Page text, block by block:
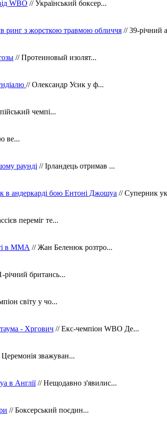
WBO // Український боксер...
ринг з жорсткою травмою обличчя // 39-річний
// Протеиновый изолят...
// Олександр Усик у ф...
чемпі...
ве...
раунді // Ірландець отримав ...
в андеркарді бою Ентоні Джошуа // Суперник
переміг те...
в ММА // Жан Беленюк розтро...
річний британсь...
світу у чо...
- Хргович // Екс-чемпіон WBO Де...
Церемонія зважуван...
в Англії// Нещодавно з'явилис...
// Боксерський поєдин...